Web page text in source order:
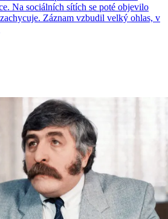
Na sociálních sítích se poté objevilo
Záznam vzbudil velký ohlas, v